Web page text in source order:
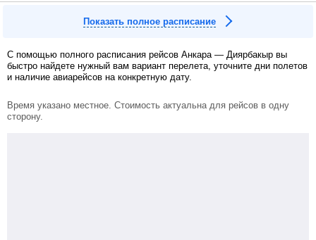
Показать полное расписание
С помощью полного расписания рейсов Анкара — Диярбакыр вы
быстро найдете нужный вам вариант перелета, уточните дни полетов
и наличие авиарейсов на конкретную дату.
Время указано местное. Стоимость актуальна для рейсов в одну
сторону.